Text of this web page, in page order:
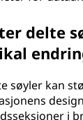
delte
søyler kan
i